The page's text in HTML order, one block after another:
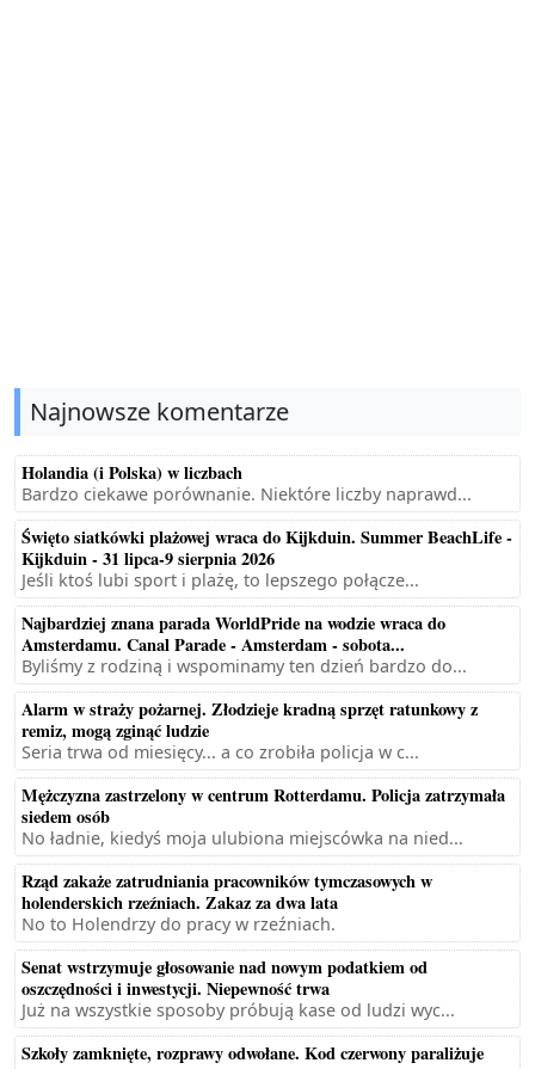
Najnowsze komentarze
Holandia (i Polska) w liczbach
Bardzo ciekawe porównanie. Niektóre liczby naprawd...
Święto siatkówki plażowej wraca do Kijkduin. Summer BeachLife -
Kijkduin - 31 lipca-9 sierpnia 2026
Jeśli ktoś lubi sport i plażę, to lepszego połącze...
Najbardziej znana parada WorldPride na wodzie wraca do
Amsterdamu. Canal Parade - Amsterdam - sobota...
Byliśmy z rodziną i wspominamy ten dzień bardzo do...
Alarm w straży pożarnej. Złodzieje kradną sprzęt ratunkowy z
remiz, mogą zginąć ludzie
Seria trwa od miesięcy... a co zrobiła policja w c...
Mężczyzna zastrzelony w centrum Rotterdamu. Policja zatrzymała
siedem osób
No ładnie, kiedyś moja ulubiona miejscówka na nied...
Rząd zakaże zatrudniania pracowników tymczasowych w
holenderskich rzeźniach. Zakaz za dwa lata
No to Holendrzy do pracy w rzeźniach.
Senat wstrzymuje głosowanie nad nowym podatkiem od
oszczędności i inwestycji. Niepewność trwa
Już na wszystkie sposoby próbują kase od ludzi wyc...
Szkoły zamknięte, rozprawy odwołane. Kod czerwony paraliżuje